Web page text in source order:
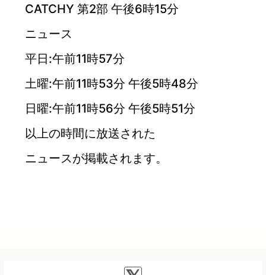
CATCHY 第2部 午後6時15分
ニュース
平日:午前11時57分
土曜:午前11時53分 午後5時48分
日曜:午前11時56分 午後5時51分
以上の時間に放送された
ニュースが掲載されます。